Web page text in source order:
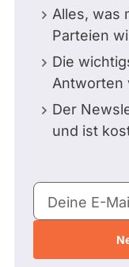
Alles, was
Parteien
Die
Antworten
Der
und ist
E-
Mail-
Deine E-